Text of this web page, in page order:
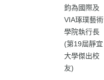
鈞為國際及
VIA琢璞藝術
學院執行長
(第19屆靜宜
大學傑出校
友)